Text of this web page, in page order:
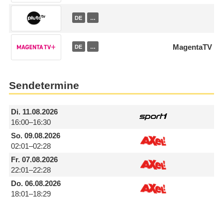
DE …
DE … MagentaTV
Sendetermine
Di.11.08.2026
16:00–16:30
So.09.08.2026
02:01–02:28
Fr.07.08.2026
22:01–22:28
Do.06.08.2026
18:01–18:29